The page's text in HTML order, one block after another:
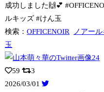
成功しました🙌💕
ルキッズ #けん玉
検索：OFFICENOIR ノアー
玉
59
3
2026/03/01